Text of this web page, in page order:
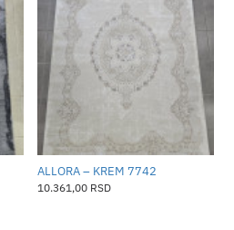
ALLORA – KREM 7742
10.361,00 RSD